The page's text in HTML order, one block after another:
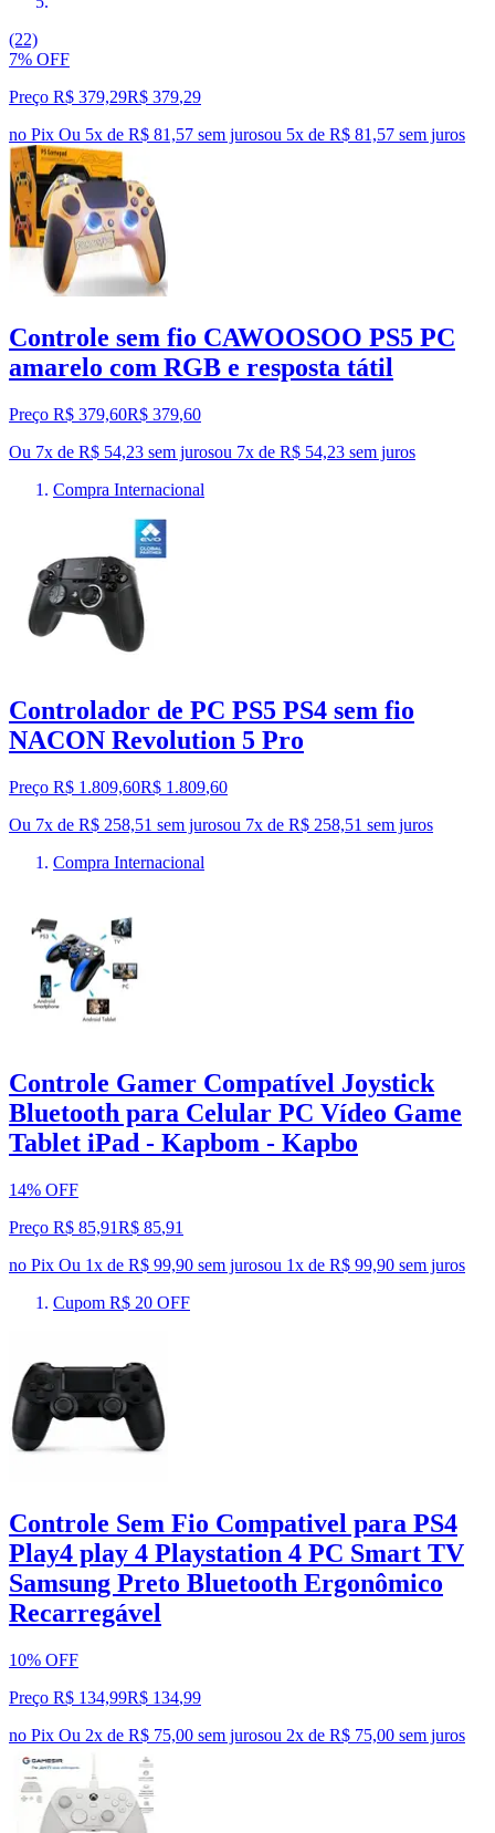
(22)
7% OFF
Preço R$ 379,29R$ 379,29
no Pix Ou 5x de R$ 81,57 sem jurosou 5x de R$ 81,57 sem juros
Controle sem fio CAWOOSOO PS5 PC
amarelo com RGB e resposta tátil
Preço R$ 379,60R$ 379,60
Ou 7x de R$ 54,23 sem jurosou 7x de R$ 54,23 sem juros
Compra Internacional
Controlador de PC PS5 PS4 sem fio
NACON Revolution 5 Pro
Preço R$ 1.809,60R$ 1.809,60
Ou 7x de R$ 258,51 sem jurosou 7x de R$ 258,51 sem juros
Compra Internacional
Controle Gamer Compatível Joystick
Bluetooth para Celular PC Vídeo Game
Tablet iPad - Kapbom - Kapbo
14% OFF
Preço R$ 85,91R$ 85,91
no Pix Ou 1x de R$ 99,90 sem jurosou 1x de R$ 99,90 sem juros
Cupom R$ 20 OFF
Controle Sem Fio Compativel para PS4
Play4 play 4 Playstation 4 PC Smart TV
Samsung Preto Bluetooth Ergonômico
Recarregável
10% OFF
Preço R$ 134,99R$ 134,99
no Pix Ou 2x de R$ 75,00 sem jurosou 2x de R$ 75,00 sem juros